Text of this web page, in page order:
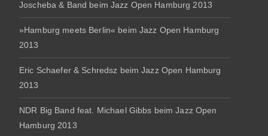
Joscheba & Band beim Jazz Open Hamburg 2013
»Hamburg meets Berlin« beim Jazz Open Hamburg
2013
Eric Schaefer & Schredsz beim Jazz Open Hamburg
2013
NDR Big Band feat. Michael Gibbs beim Jazz Open
Hamburg 2013